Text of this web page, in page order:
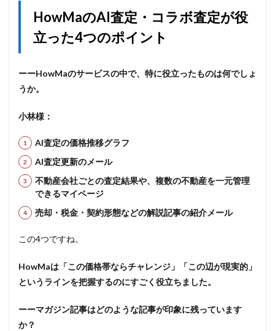
HowMaのAI査定・コラボ査定が役
立った4つのポイント
ーーHowMaのサービスの中で、特に役立ったものは何でしょ
うか。
小林様：
AI査定の価格推移グラフ
AI査定更新のメール
不動産会社ごとの査定結果や、複数の不動産を一元管理
できるマイページ
売却・税金・契約形態などの解説記事の紹介メール
この4つですね。
HowMaは「この価格帯ならチャレンジ」「この辺が現実的」
というラインを把握するのにすごく役立ちました。
ーーマガジン記事はどのような記事が印象に残っています
か？